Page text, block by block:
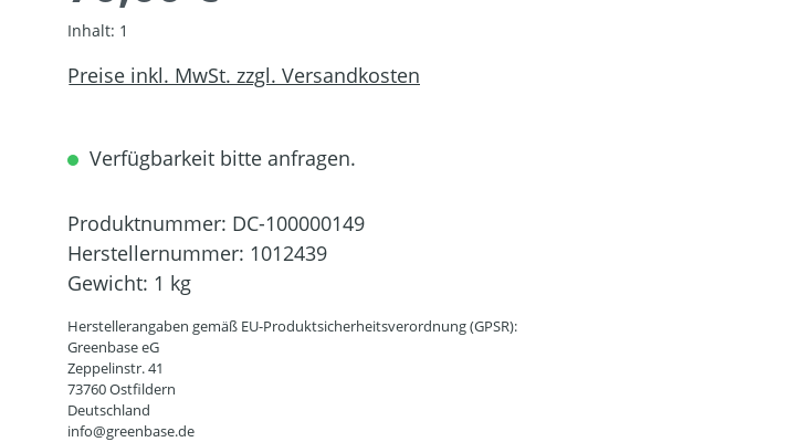
Inhalt: 1
Preise inkl. MwSt. zzgl. Versandkosten
Verfügbarkeit bitte anfragen.
Produktnummer: DC-100000149
Herstellernummer: 1012439
Gewicht: 1 kg
Herstellerangaben gemäß EU-Produktsicherheitsverordnung (GPSR):
Greenbase eG
Zeppelinstr. 41
73760 Ostfildern
Deutschland
info@greenbase.de